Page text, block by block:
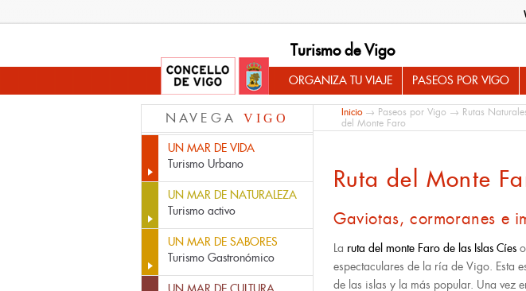
Turismo de Vigo
ORGANIZA TU VIAJE PASEOS POR VIGO
NAVEGA VIGO
UN MAR DE VIDA
Turismo Urbano
UN MAR DE NATURALEZA
Turismo activo
UN MAR DE SABORES
Turismo Gastronómico
Inicio→ Paseos por Vigo → Rutas
del Monte Faro
Ruta del Monte
Gaviotas, cormoranes e
La ruta del monte Faro de las Islas Cíes
espectaculares de la ría de Vigo. Esta
de las islas y la más popular. Una vez